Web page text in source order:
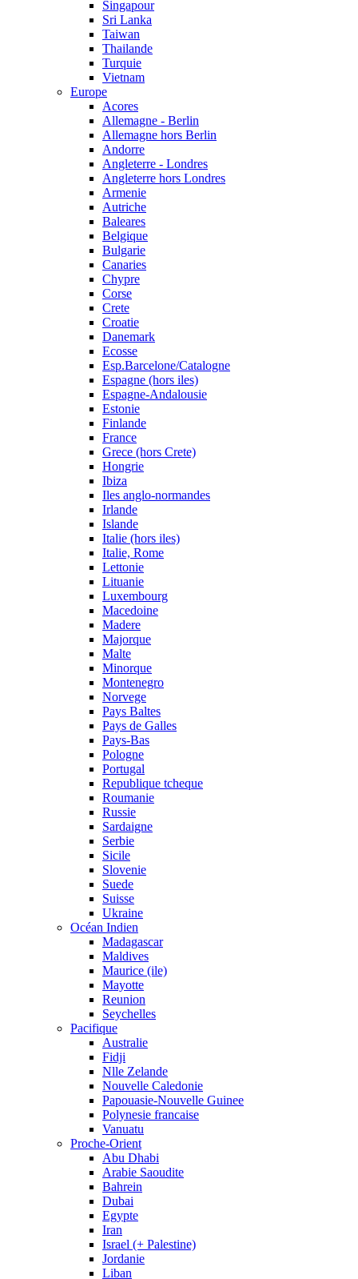
Singapour
Sri Lanka
Taiwan
Thailande
Turquie
Vietnam
Europe
Acores
Allemagne - Berlin
Allemagne hors Berlin
Andorre
Angleterre - Londres
Angleterre hors Londres
Armenie
Autriche
Baleares
Belgique
Bulgarie
Canaries
Chypre
Corse
Crete
Croatie
Danemark
Ecosse
Esp.Barcelone/Catalogne
Espagne (hors iles)
Espagne-Andalousie
Estonie
Finlande
France
Grece (hors Crete)
Hongrie
Ibiza
Iles anglo-normandes
Irlande
Islande
Italie (hors iles)
Italie, Rome
Lettonie
Lituanie
Luxembourg
Macedoine
Madere
Majorque
Malte
Minorque
Montenegro
Norvege
Pays Baltes
Pays de Galles
Pays-Bas
Pologne
Portugal
Republique tcheque
Roumanie
Russie
Sardaigne
Serbie
Sicile
Slovenie
Suede
Suisse
Ukraine
Océan Indien
Madagascar
Maldives
Maurice (ile)
Mayotte
Reunion
Seychelles
Pacifique
Australie
Fidji
Nlle Zelande
Nouvelle Caledonie
Papouasie-Nouvelle Guinee
Polynesie francaise
Vanuatu
Proche-Orient
Abu Dhabi
Arabie Saoudite
Bahrein
Dubai
Egypte
Iran
Israel (+ Palestine)
Jordanie
Liban